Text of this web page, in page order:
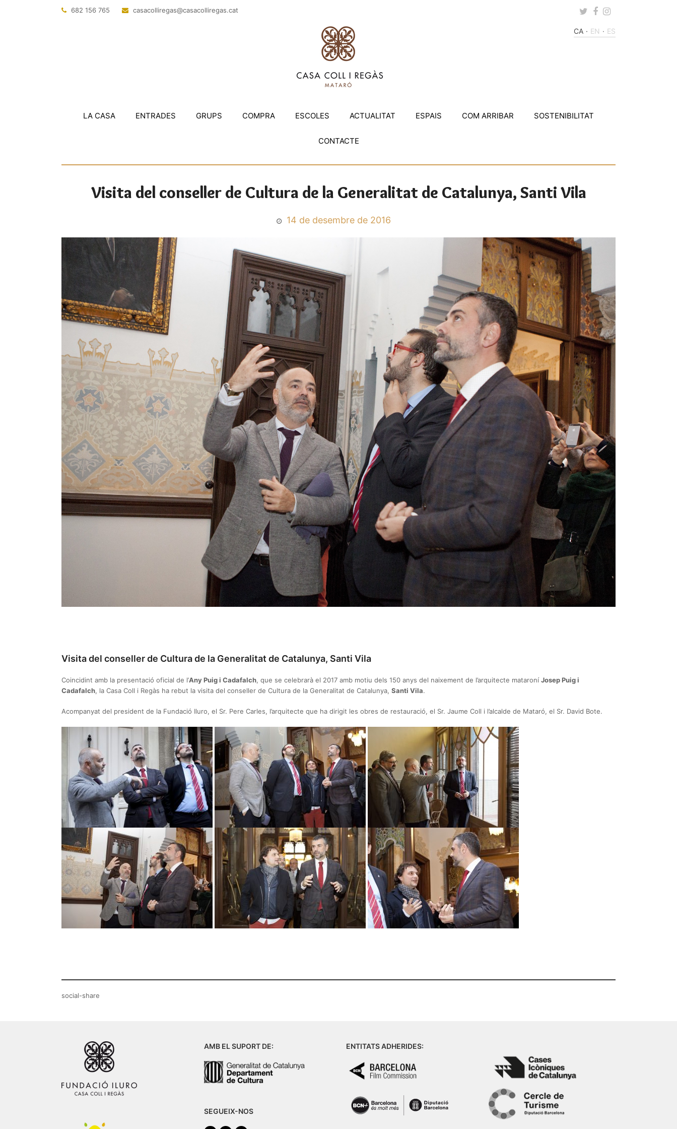
682 156 765 tac.sagerillocasac
@sagerillocasac Twitter
Facebook
Instagram
CA EN ES
LA CASA ENTRADES GRUPS COMPRA ESCOLES ACTUALITAT ESPAIS COM ARRIBAR SOSTENIBILITAT
CONTACTE
Visita del conseller de Cultura de la Generalitat de Catalunya, Santi Vila
14 de desembre de 2016
Visita del conseller de Cultura de la Generalitat de Catalunya, Santi Vila
Coincidint amb la presentació oficial de l’Any Puig i Cadafalch, que se celebrarà el 2017 amb motiu dels 150 anys del naixement de l’arquitecte mataroní Josep Puig i
Cadafalch, la Casa Coll i Regàs ha rebut la visita del conseller de Cultura de la Generalitat de Catalunya, Santi Vila.
Acompanyat del president de la Fundació Iluro, el Sr. Pere Carles, l’arquitecte que ha dirigit les obres de restauració, el Sr. Jaume Coll i l’alcalde de Mataró, el Sr. David Bote.
social-share
AMB EL SUPORT DE:
SEGUEIX-NOS
ENTITATS ADHERIDES: